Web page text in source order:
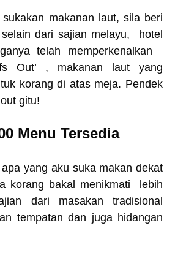
makanan laut, sila beri
dari sajian melayu, hotel
telah memperkenalkan
Out’ , makanan laut yang
korang di atas meja. Pendek
gitu!
Menu Tersedia
yang aku suka makan dekat
korang bakal menikmati lebih
dari masakan tradisional
tempatan dan juga hidangan